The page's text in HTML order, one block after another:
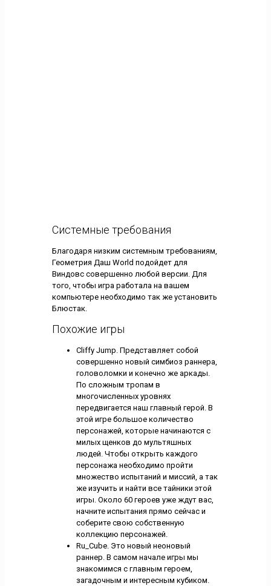
Системные требования
Благодаря низким системным требованиям,
Геометрия Даш World подойдет для
Виндовс совершенно любой версии. Для
того, чтобы игра работала на вашем
компьютере необходимо так же установить
Блюстак.
Похожие игры
Cliffy Jump. Представляет собой
совершенно новый симбиоз раннера,
головоломки и конечно же аркады.
По сложным тропам в
многочисленных уровнях
передвигается наш главный герой. В
этой игре большое количество
персонажей, которые начинаются с
милых щенков до мультяшных
людей. Чтобы открыть каждого
персонажа необходимо пройти
множество испытаний и миссий, а так
же изучить и найти все тайники этой
игры. Около 60 героев уже ждут вас,
начните испытания прямо сейчас и
соберите свою собственную
коллекцию персонажей.
Ru_Cube. Это новый неоновый
раннер. В самом начале игры мы
знакомимся с главным героем,
загадочным и интересным кубиком.